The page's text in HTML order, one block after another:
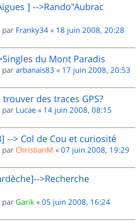
] -->Rando"Aubrac
par Franky34 « 18 juin 2008, 20:28
du Mont Paradis
par arbanais83 « 17 juin 2008, 20:53
des traces GPS?
par Lucae « 14 juin 2008, 08:15
--> Col de Cou et curiosité
par ChristianM « 07 juin 2008, 19:29
>Recherche
par Garik « 05 juin 2008, 16:24